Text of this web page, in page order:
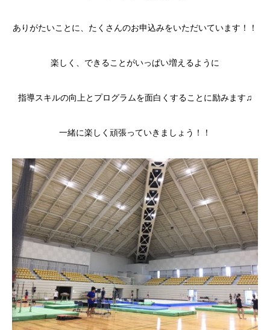
ありがたいことに、たくさんのお申込みをいただいています！！
楽しく、できることがいっぱい増えるように
指導スキルの向上とプログラムを面白くすることに励みます♫
一緒に楽しく頑張っていきましょう！！